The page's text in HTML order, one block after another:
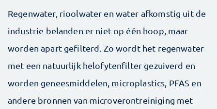
Regenwater, rioolwater en water afkomstig uit de
industrie belanden er niet op één hoop, maar
worden apart gefilterd. Zo wordt het regenwater
met een natuurlijk helofytenfilter gezuiverd en
worden geneesmiddelen, microplastics, PFAS en
andere bronnen van microverontreiniging met